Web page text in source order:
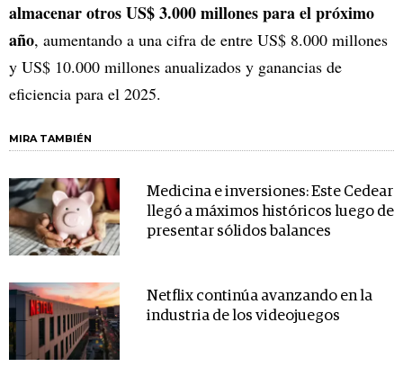
almacenar otros US$ 3.000 millones para el próximo
año, aumentando a una cifra de entre US$ 8.000 millones
y US$ 10.000 millones anualizados y ganancias de
eficiencia para el 2025.
MIRA TAMBIÉN
Medicina e inversiones: Este Cedear
llegó a máximos históricos luego de
presentar sólidos balances
Netflix continúa avanzando en la
industria de los videojuegos